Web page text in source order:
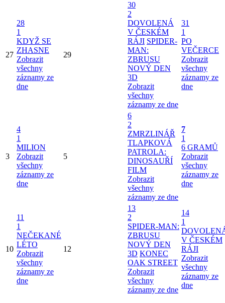
27
28
1
KDYŽ SE
ZHASNE
Zobrazit
všechny
záznamy ze
dne
29
30
2
DOVOLENÁ
V ČESKÉM
RÁJI SPIDER-
MAN:
ZBRUSU
NOVÝ DEN
3D
Zobrazit
všechny
záznamy ze dne
31
1
PO
VEČERCE
Zobrazit
všechny
záznamy ze
dne
3
4
1
MILION
Zobrazit
všechny
záznamy ze
dne
5
6
2
ZMRZLINÁŘ
TLAPKOVÁ
PATROLA:
DINOSAUŘÍ
FILM
Zobrazit
všechny
záznamy ze dne
7
1
6 GRAMŮ
Zobrazit
všechny
záznamy ze
dne
10
11
1
NEČEKANÉ
LÉTO
Zobrazit
všechny
záznamy ze
dne
12
13
2
SPIDER-MAN:
ZBRUSU
NOVÝ DEN
3D KONEC
OAK STREET
Zobrazit
všechny
záznamy ze dne
14
1
V ČESKÉM
RÁJI
Zobrazit
všechny
záznamy ze
dne